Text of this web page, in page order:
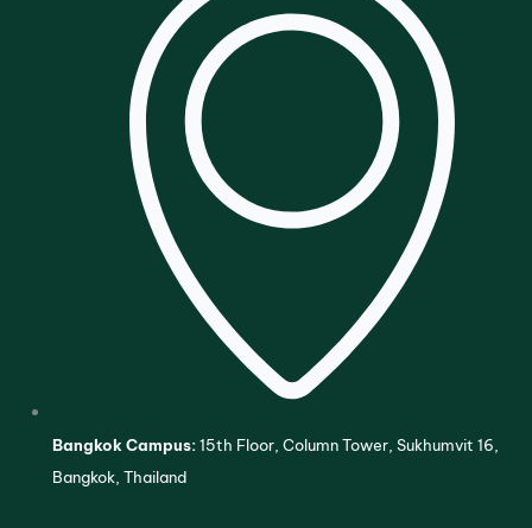
Bangkok Campus:15th Floor, Column Tower, Sukhumvit 16,
Bangkok, Thailand